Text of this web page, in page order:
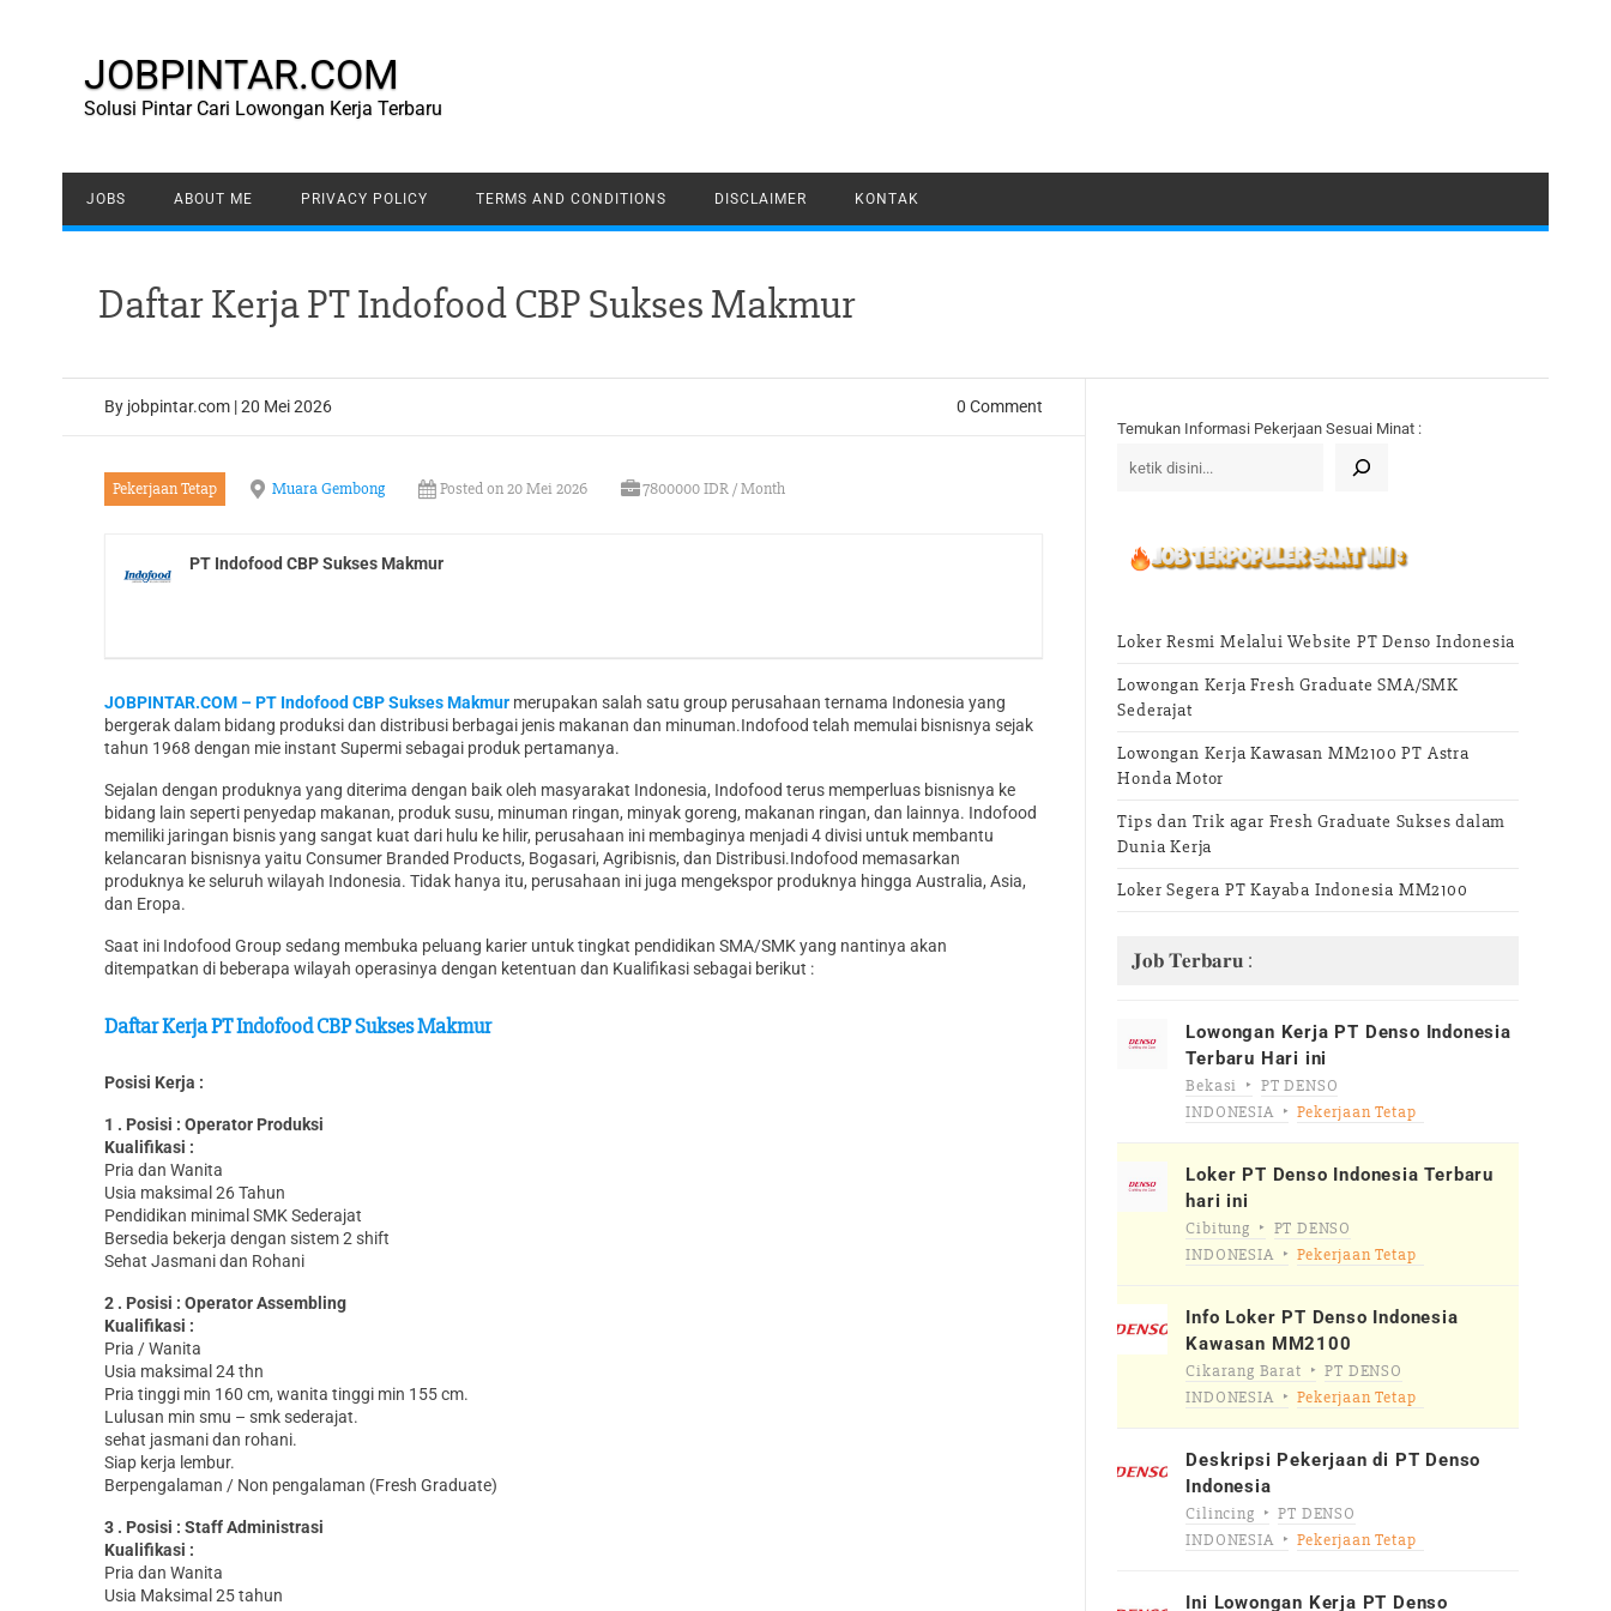
JOBPINTAR.COM
Solusi Pintar Cari Lowongan Kerja Terbaru
JOBS ABOUT ME PRIVACY POLICY TERMS AND CONDITIONS DISCLAIMER KONTAK
Daftar Kerja PT Indofood CBP Sukses Makmur
By jobpintar.com | 20 Mei 2026 0 Comment
Pekerjaan Tetap Muara Gembong Posted on 20 Mei 2026 7800000 IDR / Month
PT Indofood CBP Sukses Makmur
JOBPINTAR.COM – PT Indofood CBP Sukses Makmurmerupakan salah satu group perusahaan ternama Indonesia yang
bergerak dalam bidang produksi dan distribusi berbagai jenis makanan dan minuman.Indofood telah memulai bisnisnya sejak
tahun 1968 dengan mie instant Supermi sebagai produk pertamanya.
Sejalan dengan produknya yang diterima dengan baik oleh masyarakat Indonesia, Indofood terus memperluas bisnisnya ke
bidang lain seperti penyedap makanan, produk susu, minuman ringan, minyak goreng, makanan ringan, dan lainnya. Indofood
memiliki jaringan bisnis yang sangat kuat dari hulu ke hilir, perusahaan ini membaginya menjadi 4 divisi untuk membantu
kelancaran bisnisnya yaitu Consumer Branded Products, Bogasari, Agribisnis, dan Distribusi.Indofood memasarkan
produknya ke seluruh wilayah Indonesia. Tidak hanya itu, perusahaan ini juga mengekspor produknya hingga Australia, Asia,
dan Eropa.
Saat ini Indofood Group sedang membuka peluang karier untuk tingkat pendidikan SMA/SMK yang nantinya akan
ditempatkan di beberapa wilayah operasinya dengan ketentuan dan Kualifikasi sebagai berikut :
Daftar Kerja PT Indofood CBP Sukses Makmur
Posisi Kerja :
1 . Posisi : Operator Produksi
Kualifikasi :
Pria dan Wanita
Usia maksimal 26 Tahun
Pendidikan minimal SMK Sederajat
Bersedia bekerja dengan sistem 2 shift
Sehat Jasmani dan Rohani
2 . Posisi : Operator Assembling
Kualifikasi :
Pria / Wanita
Usia maksimal 24 thn
Pria tinggi min 160 cm, wanita tinggi min 155 cm.
Lulusan min smu – smk sederajat.
sehat jasmani dan rohani.
Siap kerja lembur.
Berpengalaman / Non pengalaman (Fresh Graduate)
3 . Posisi : Staff Administrasi
Kualifikasi :
Pria dan Wanita
Usia Maksimal 25 tahun
Temukan Informasi Pekerjaan Sesuai Minat :
Loker Resmi Melalui Website PT Denso Indonesia
Lowongan Kerja Fresh Graduate SMA/SMK
Sederajat
Lowongan Kerja Kawasan MM2100 PT Astra
Honda Motor
Tips dan Trik agar Fresh Graduate Sukses dalam
Dunia Kerja
Loker Segera PT Kayaba Indonesia MM2100
𝐉𝐨𝐛 𝐓𝐞𝐫𝐛𝐚𝐫𝐮 :
Lowongan Kerja PT Denso Indonesia
Terbaru Hari ini
Bekasi
PT DENSO
INDONESIA
Pekerjaan Tetap
Loker PT Denso Indonesia Terbaru
hari ini
Cibitung
PT DENSO
INDONESIA
Pekerjaan Tetap
Info Loker PT Denso Indonesia
Kawasan MM2100
Cikarang Barat
PT DENSO
INDONESIA
Pekerjaan Tetap
Deskripsi Pekerjaan di PT Denso
Indonesia
Cilincing
PT DENSO
INDONESIA
Pekerjaan Tetap
Ini Lowongan Kerja PT Denso